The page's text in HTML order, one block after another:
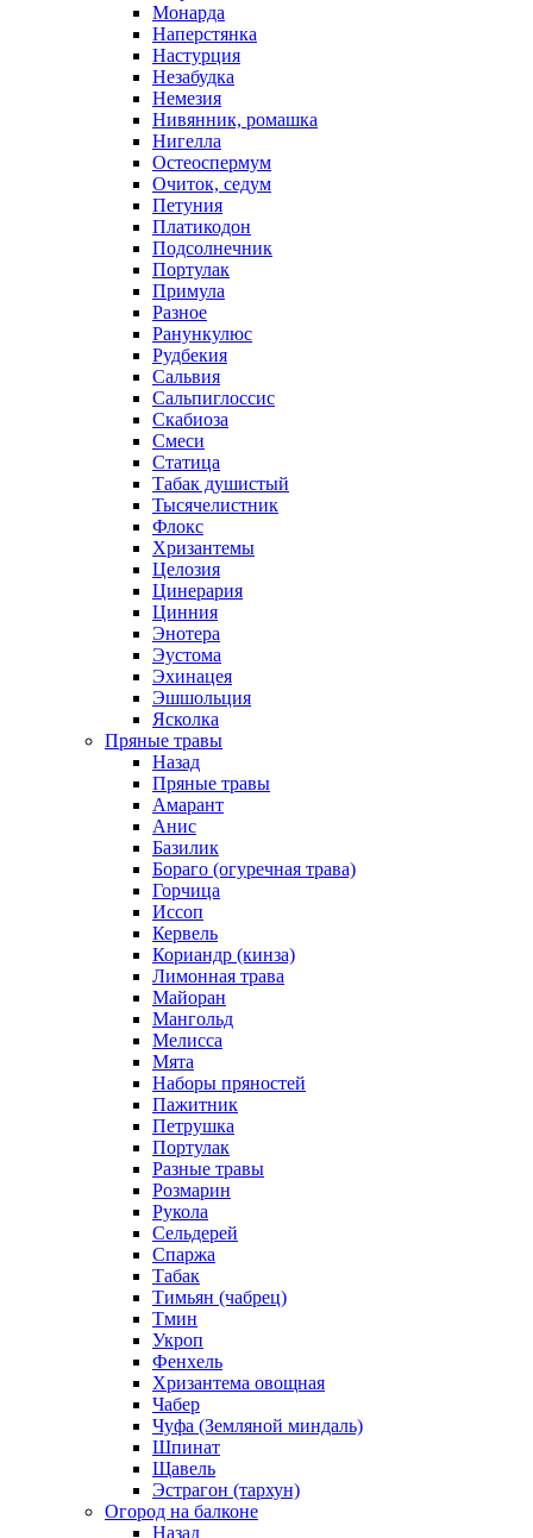
Монарда
Наперстянка
Настурция
Незабудка
Немезия
Нивянник, ромашка
Нигелла
Остеоспермум
Очиток, седум
Петуния
Платикодон
Подсолнечник
Портулак
Примула
Разное
Ранункулюс
Рудбекия
Сальвия
Сальпиглоссис
Скабиоза
Смеси
Статица
Табак душистый
Тысячелистник
Флокс
Хризантемы
Целозия
Цинерария
Цинния
Энотера
Эустома
Эхинацея
Эшшольция
Ясколка
Пряные травы
Назад
Пряные травы
Амарант
Анис
Базилик
Бораго (огуречная трава)
Горчица
Иссоп
Кервель
Кориандр (кинза)
Лимонная трава
Майоран
Мангольд
Мелисса
Мята
Наборы пряностей
Пажитник
Петрушка
Портулак
Разные травы
Розмарин
Рукола
Сельдерей
Спаржа
Табак
Тимьян (чабрец)
Тмин
Укроп
Фенхель
Хризантема овощная
Чабер
Чуфа (Земляной миндаль)
Шпинат
Щавель
Эстрагон (тархун)
Огород на балконе
Назад